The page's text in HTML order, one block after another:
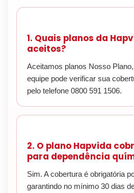
1. Quais planos da
aceitos?
Aceitamos planos Nosso
equipe pode verificar sua
pelo telefone 0800 591 1506.
2. O plano Hapvida
para dependência
Sim. A cobertura é obrigatória
garantindo no mínimo 30 dias